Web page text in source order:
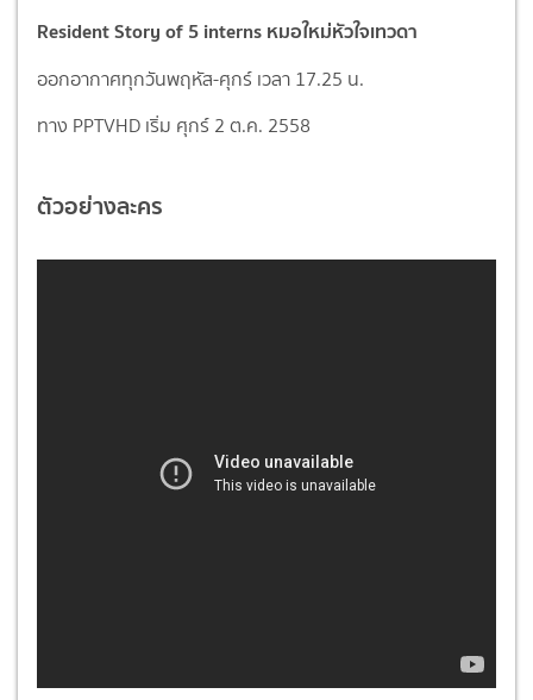
Resident Story of 5 interns หมอใหม่หัวใจเทวดา
ออกอากาศทุกวันพฤหัส-ศุกร์ เวลา 17.25 น.
ทาง PPTVHD เริ่ม ศุกร์ 2 ต.ค. 2558
ตัวอย่างละคร